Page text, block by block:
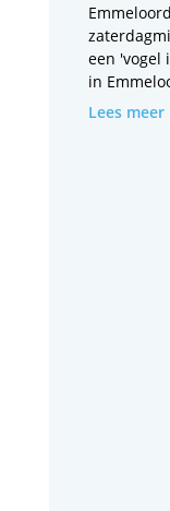
een 'vogel
in
Lees meer